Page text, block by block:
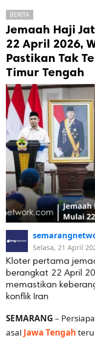
cipta.
BERITA
Jemaah Haji
22 April 2026,
Pastikan Tak
Timur Tengah
Selasa, 21 April
Kloter pertama
berangkat 22 April
memastikan
konflik Iran
SEMARANG –
asal Jawa Tengah